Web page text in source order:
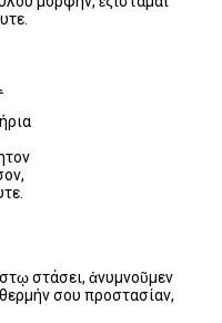
στάσει, ἀνυμνοῦμεν
σου προστασίαν,